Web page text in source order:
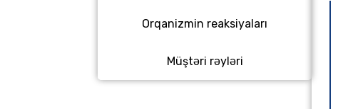
Orqanizmin reaksiyaları
Müştəri rəyləri